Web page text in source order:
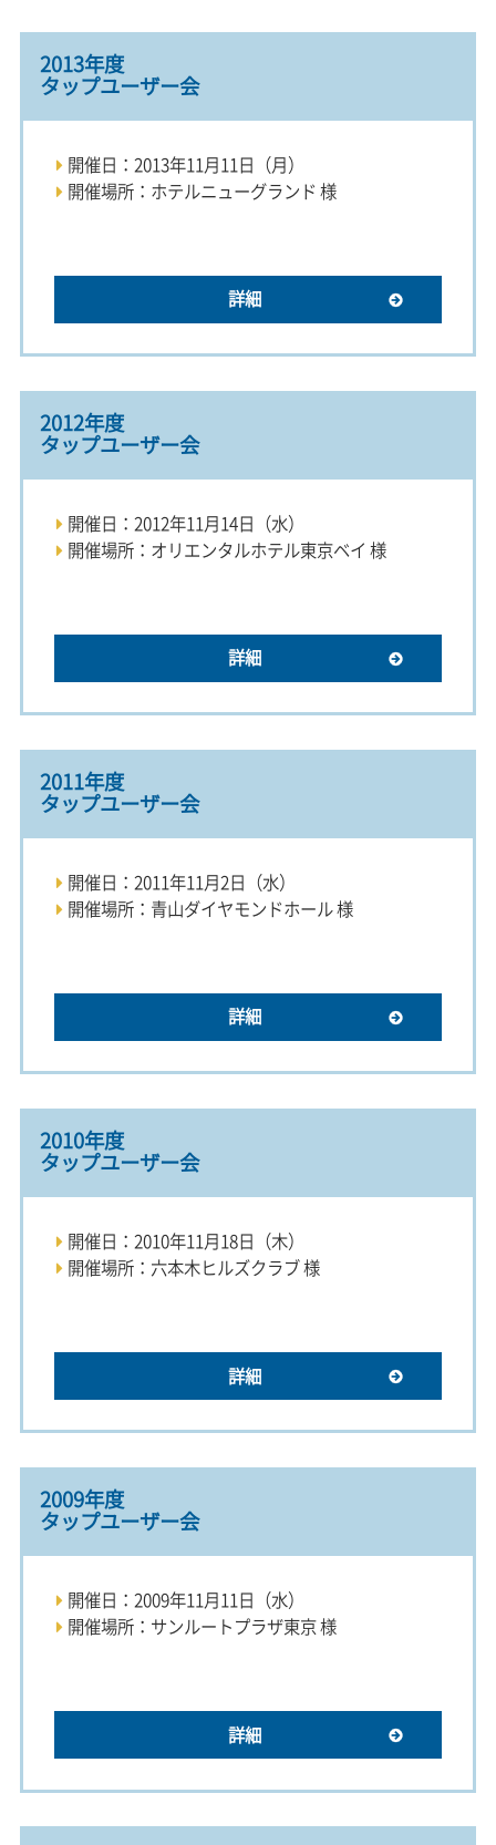
2013年度
タップユーザー会
開催日：2013年11月11日（月）
開催場所：ホテルニューグランド 様
詳細
2012年度
タップユーザー会
開催日：2012年11月14日（水）
開催場所：オリエンタルホテル東京ベイ 様
詳細
2011年度
タップユーザー会
開催日：2011年11月2日（水）
開催場所：青山ダイヤモンドホール 様
詳細
2010年度
タップユーザー会
開催日：2010年11月18日（木）
開催場所：六本木ヒルズクラブ 様
詳細
2009年度
タップユーザー会
開催日：2009年11月11日（水）
開催場所：サンルートプラザ東京 様
詳細